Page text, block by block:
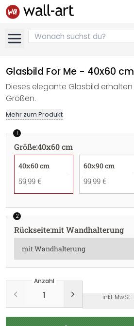
Glasbild For Me - 40x60 cm
Dieses elegante Glasbild
Größen.
Mehr zum Produkt
1
Größe:40x60 cm
40x60 cm
59,99 €
60x90 cm
99,99 €
2
Rückseite:mit Wandhalterung
Anzahl
inkl.